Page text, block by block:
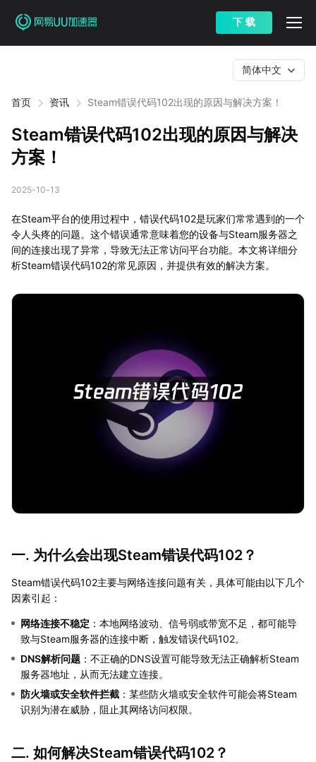
下 载
首页 资讯 Steam错误代码102出现的原因与解决方案！
简体中文
Steam错误代码102出现的原因与解决
方案！
2025-10-13
在Steam平台的使用过程中，错误代码102是玩家们常常遇到的一个
令人头疼的问题。这个错误通常意味着您的设备与Steam服务器之
间的连接出现了异常，导致无法正常访问平台功能。本文将详细分
析Steam错误代码102的常见原因，并提供有效的解决方案。
一. 为什么会出现Steam错误代码102？
Steam错误代码102主要与网络连接问题有关，具体可能由以下几个
因素引起：
网络连接不稳定 ：本地网络波动、信号弱或带宽不足，都可能导
致与Steam服务器的连接中断，触发错误代码102。
DNS解析问题 ：不正确的DNS设置可能导致无法正确解析Steam
服务器地址，从而无法建立连接。
防火墙或安全软件拦截 ：某些防火墙或安全软件可能会将Steam
识别为潜在威胁，阻止其网络访问权限。
二. 如何解决Steam错误代码102？